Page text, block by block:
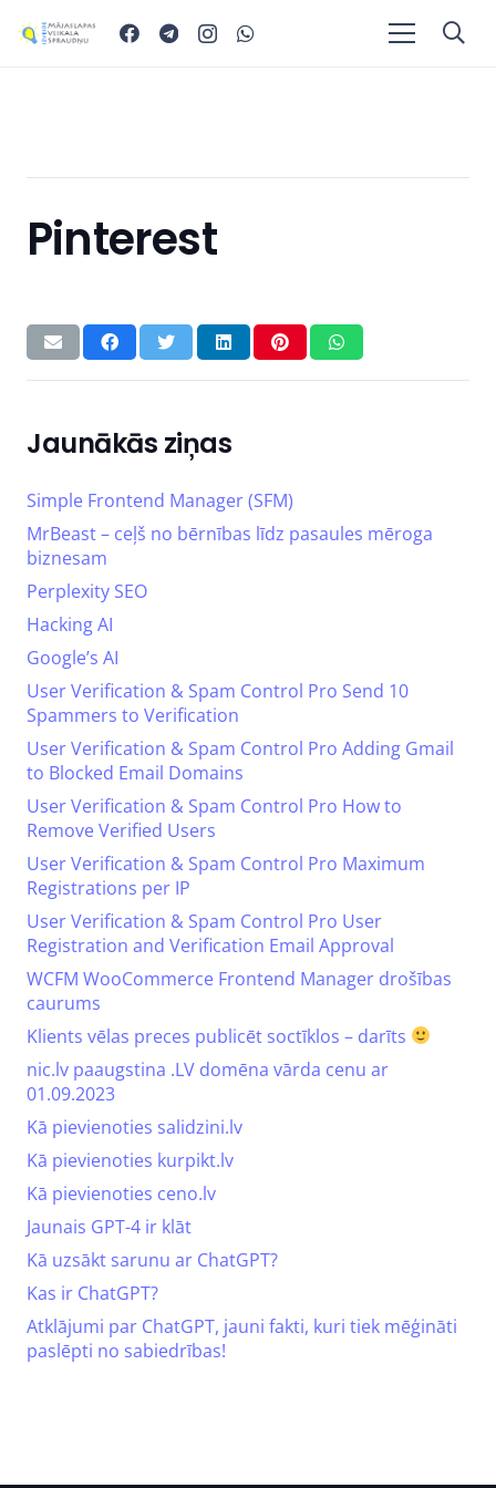
Pinterest
Jaunākās ziņas
Simple Frontend Manager (SFM)
MrBeast – ceļš no bērnības līdz pasaules mēroga
biznesam
Perplexity SEO
Hacking AI
Google’s AI
User Verification & Spam Control Pro Send 10
Spammers to Verification
User Verification & Spam Control Pro Adding Gmail
to Blocked Email Domains
User Verification & Spam Control Pro How to
Remove Verified Users
User Verification & Spam Control Pro Maximum
Registrations per IP
User Verification & Spam Control Pro User
Registration and Verification Email Approval
WCFM WooCommerce Frontend Manager drošības
caurums
Klients vēlas preces publicēt soctīklos – darīts
nic.lv paaugstina .LV domēna vārda cenu ar
01.09.2023
Kā pievienoties salidzini.lv
Kā pievienoties kurpikt.lv
Kā pievienoties ceno.lv
Jaunais GPT-4 ir klāt
Kā uzsākt sarunu ar ChatGPT?
Kas ir ChatGPT?
Atklājumi par ChatGPT, jauni fakti, kuri tiek mēģināti
paslēpti no sabiedrības!